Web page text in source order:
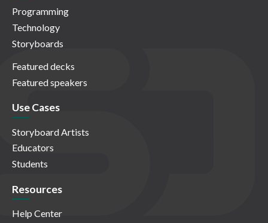
Programming
Technology
Storyboards
Featured decks
Featured speakers
Use Cases
Storyboard Artists
Educators
Students
Resources
Help Center